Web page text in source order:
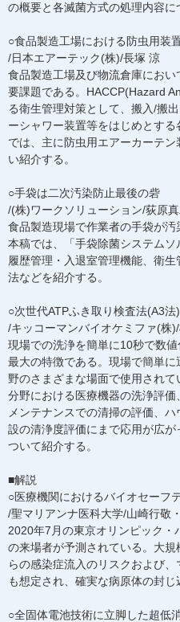
の概要と各滅菌方式の処理内容に
○食品製造工場における防虫用装
/日本エアーテック(株)/長塚 涼
食品製造工場及び物流倉庫にお
要課題である。HACCP(Hazard
る衛生管理対策として、搬入/搬
ーシャワー装置等をはじめとす
では、主に防虫用エアーカーテ
い紹介する。
○手袋は二次汚染防止最後の砦
/(株)ワークソリューション/荻原
食品製造現場で作業者の手袋が汚
本稿では、「手袋除菌システムソ
履歴管理・入退室管理機能、衛
法などを紹介する。
○次世代ATPふき取り検査法(A3
/キッコーマンバイオケミファ(株
現場での洗浄を簡単に10秒で数
最大の特徴である。現場で簡単
野のさまざまな場面で使用され
分野における医療機器の洗浄評
メンテナンスでの清掃の評価、
設の清浄度評価にまで応用が広
ついて紹介する。
■解説
○医療機関におけるバイオセーフ
/聖マリアンナ医科大学/山崎行敬
2020年7月の東京オリンピック・
の来場者が予測されている。大
らの感染症流入のリスクおよび
も想定され、確実な病原体の封じ
○全固体電池技術に立脚した超低